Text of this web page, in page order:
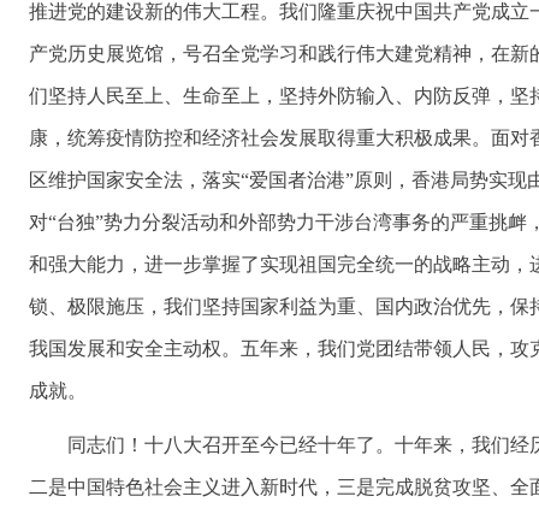
推进党的建设新的伟大工程。我们隆重庆祝中国共产党成
产党历史展览馆，号召全党学习和践行伟大建党精神，在
们坚持人民至上、生命至上，坚持外防输入、内防反弹，
康，统筹疫情防控和经济社会发展取得重大积极成果。面
区维护国家安全法，落实“爱国者治港”原则，香港局势实
对“台独”势力分裂活动和外部势力干涉台湾事务的严重挑
和强大能力，进一步掌握了实现祖国完全统一的战略主动
锁、极限施压，我们坚持国家利益为重、国内政治优先，
我国发展和安全主动权。五年来，我们党团结带领人民，
成就。
同志们！十八大召开至今已经十年了。十年来，我们
二是中国特色社会主义进入新时代，三是完成脱贫攻坚、